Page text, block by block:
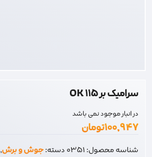
سرامیک بر 115 OK
در انبار موجود نمی باشد
۱۰۰,۹۴۷تومان
شناسه محصول:0351دسته:جوش و برش,